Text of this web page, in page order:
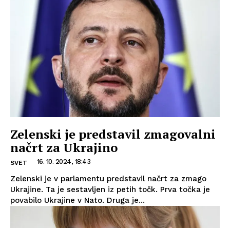
Zelenski je predstavil zmagovalni
načrt za Ukrajino
SVET 16. 10. 2024, 18:43
Zelenski je v parlamentu predstavil načrt za zmago
Ukrajine. Ta je sestavljen iz petih točk. Prva točka je
povabilo Ukrajine v Nato. Druga je...